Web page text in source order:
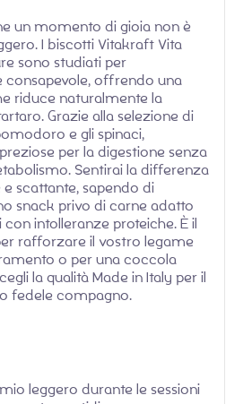
un momento di gioia non è
I biscotti Vitakraft Vita
sono studiati per
consapevole, offrendo una
riduce naturalmente la
Grazie alla selezione di
e gli spinaci,
per la digestione senza
Sentirai la differenza
scattante, sapendo di
snack privo di carne adatto
intolleranze proteiche. È il
rafforzare il vostro legame
o per una coccola
la qualità Made in Italy per il
fedele compagno.
leggero durante le sessioni